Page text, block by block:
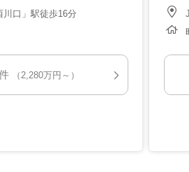
口」駅徒歩16分
（2,280万円～）